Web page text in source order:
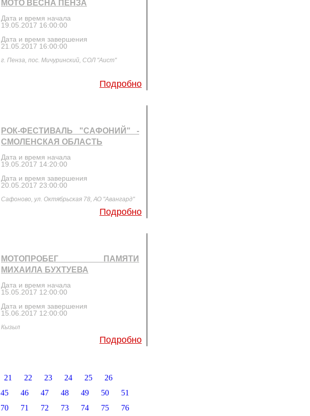
МОТО ВЕСНА ПЕНЗА
Дата и время начала
19.05.2017 16:00:00
Дата и время завершения
21.05.2017 16:00:00
г. Пенза, пос. Мичуринский, СОЛ "Аист"
Подробно
РОК-ФЕСТИВАЛЬ "САФОНИЙ" -
СМОЛЕНСКАЯ ОБЛАСТЬ
Дата и время начала
19.05.2017 14:20:00
Дата и время завершения
20.05.2017 23:00:00
Сафоново, ул. Октябрьская 78, АО "Авангард"
Подробно
МОТОПРОБЕГ ПАМЯТИ
МИХАИЛА БУХТУЕВА
Дата и время начала
15.05.2017 12:00:00
Дата и время завершения
15.06.2017 12:00:00
Кызыл
Подробно
21 22 23 24 25
26
45 46 47 48 49 50
51
70 71 72 73 74 75
76